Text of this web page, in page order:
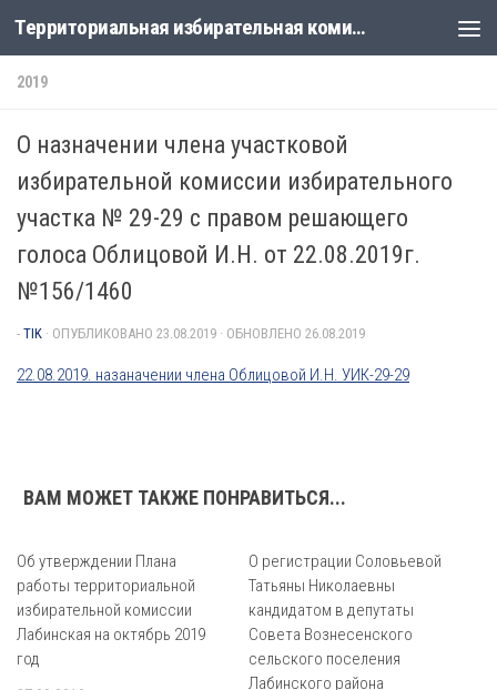
Перейти к содержимому Территориальная избирательная комиссия Лабинская
2019
О назначении члена участковой
избирательной комиссии избирательного
участка № 29-29 с правом решающего
голоса Облицовой И.Н. от 22.08.2019г.
№156/1460
- TIK · ОПУБЛИКОВАНО 23.08.2019 · ОБНОВЛЕНО 26.08.2019
22.08.2019. назаначении члена Облицовой И.Н. УИК-29-29
ВАМ МОЖЕТ ТАКЖЕ ПОНРАВИТЬСЯ...
Об утверждении Плана
работы территориальной
избирательной комиссии
Лабинская на октябрь 2019
год
О регистрации Соловьевой
Татьяны Николаевны
кандидатом в депутаты
Совета Вознесенского
сельского поселения
Лабинского района